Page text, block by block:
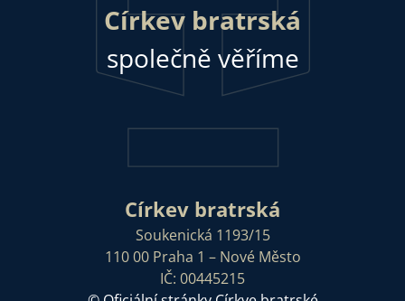
Církev bratrská
společně věříme
Církev bratrská
Soukenická 1193/15
110 00 Praha 1 – Nové Město
IČ: 00445215